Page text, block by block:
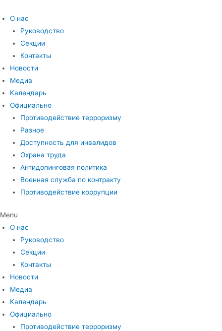
к
содержимому
О нас
Руководство
Секции
Контакты
Новости
Медиа
Календарь
Официально
Противодействие терроризму
Разное
Доступность для инвалидов
Охрана труда
Антидопинговая политика
Военная служба по контракту
Противодействие коррупции
Menu
О нас
Руководство
Секции
Контакты
Новости
Медиа
Календарь
Официально
Противодействие терроризму